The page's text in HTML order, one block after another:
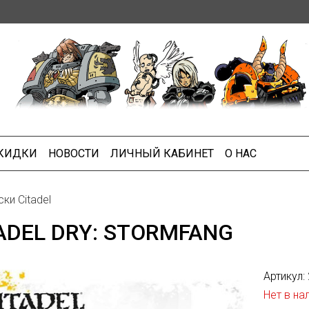
НОВОСТИ ЛИЧНЫЙ КАБИНЕТ О НАС
Citadel
DRY: STORMFANG
Артикул:
Нет в